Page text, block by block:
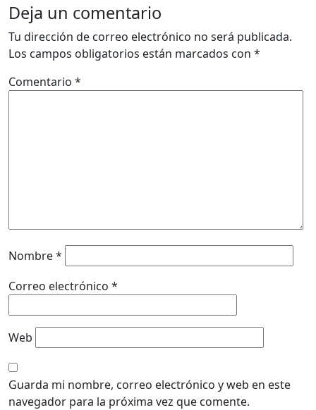
Deja un comentario
Tu dirección de correo electrónico no será publicada.
Los campos obligatorios están marcados con *
Comentario *
Nombre*
Correo electrónico *
Web
Guarda mi nombre, correo electrónico y web en este
navegador para la próxima vez que comente.